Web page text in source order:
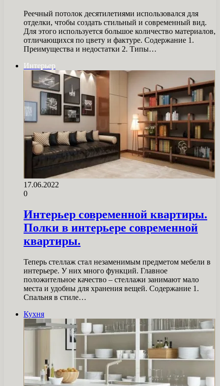
Реечный потолок десятилетиями использовался для
отделки, чтобы создать стильный и современный вид.
Для этого используется большое количество материалов,
отличающихся по цвету и фактуре. Содержание 1.
Преимущества и недостатки 2. Типы…
Интерьер
17.06.2022
0
Интерьер современной квартиры.
Полки в интерьере современной
квартиры.
Теперь стеллаж стал незаменимым предметом мебели в
интерьере. У них много функций. Главное
положительное качество – стеллажи занимают мало
места и удобны для хранения вещей. Содержание 1.
Спальня в стиле…
Кухня